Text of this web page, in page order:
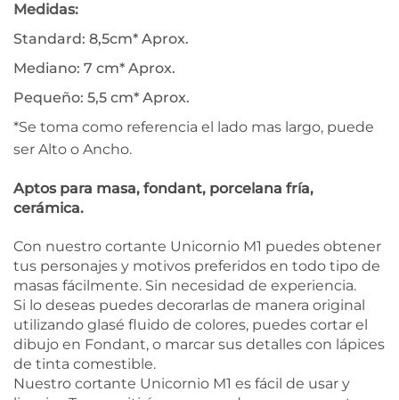
Medidas:
Standard: 8,5cm* Aprox.
Mediano: 7 cm* Aprox.
Pequeño: 5,5 cm* Aprox.
*Se toma como referencia el lado mas largo, puede
ser Alto o Ancho.
Aptos para masa, fondant, porcelana fría,
cerámica.
Con nuestro cortante Unicornio M1 puedes obtener
tus personajes y motivos preferidos en todo tipo de
masas fácilmente. Sin necesidad de experiencia.
Si lo deseas puedes decorarlas de manera original
utilizando glasé fluido de colores, puedes cortar el
dibujo en Fondant, o marcar sus detalles con lápices
de tinta comestible.
Nuestro cortante Unicornio M1 es fácil de usar y